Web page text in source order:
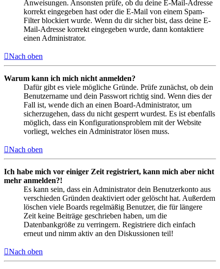
Anweisungen. Ansonsten prüfe, ob du deine E-Mail-Adresse
korrekt eingegeben hast oder die E-Mail von einem Spam-
Filter blockiert wurde. Wenn du dir sicher bist, dass deine E-
Mail-Adresse korrekt eingegeben wurde, dann kontaktiere
einen Administrator.
Nach oben
Warum kann ich mich nicht anmelden?
Dafür gibt es viele mögliche Gründe. Prüfe zunächst, ob dein
Benutzername und dein Passwort richtig sind. Wenn dies der
Fall ist, wende dich an einen Board-Administrator, um
sicherzugehen, dass du nicht gesperrt wurdest. Es ist ebenfalls
möglich, dass ein Konfigurationsproblem mit der Website
vorliegt, welches ein Administrator lösen muss.
Nach oben
Ich habe mich vor einiger Zeit registriert, kann mich aber nicht
mehr anmelden?!
Es kann sein, dass ein Administrator dein Benutzerkonto aus
verschieden Gründen deaktiviert oder gelöscht hat. Außerdem
löschen viele Boards regelmäßig Benutzer, die für längere
Zeit keine Beiträge geschrieben haben, um die
Datenbankgröße zu verringern. Registriere dich einfach
erneut und nimm aktiv an den Diskussionen teil!
Nach oben